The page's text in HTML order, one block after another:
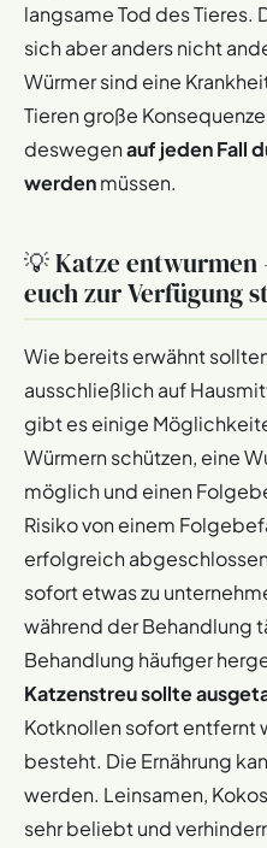
langsame Tod des Tieres.
sich aber anders nicht
Würmer sind eine
Tieren große
deswegenauf jeden Fall
werdenmüssen.
💡 Katze
euch zur Verfügung
Wie bereits erwähnt
ausschließlich auf
gibt es einige
Würmern schützen, eine
möglich und einen
Risiko von einem
erfolgreich
sofort etwas zu
während der Behandlung
Behandlung häufiger
Katzenstreu sollte
Kotknollen sofort entfernt
besteht. Die Ernährung
werden. Leinsamen,
sehr beliebt und